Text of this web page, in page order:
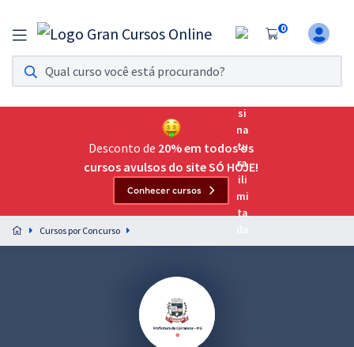
0
Assinatura Ilimitada 11
Acesso a todos os cursos. Teste grátis por 7 dias!
Assinatura OAB Até Passar
Acesso ilimitado a toda preparação para o Exame da
Preparação completa e intensiva para as principais
residências em saúde do Brasil
Desconto de 20% em todos os
cursos avulsos do site SÓ HOJE!
Conhecer cursos
Cursos por Concurso